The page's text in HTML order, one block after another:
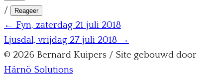
/ Reageer
← Fyn, zaterdag 21 juli 2018
Ljusdal, vrijdag 27 juli 2018 →
© 2026 Bernard Kuipers / Site gebouwd door
Härnö Solutions